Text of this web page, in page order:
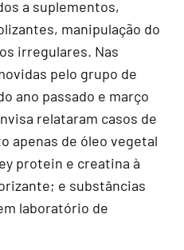
a suplementos,
manipulação do
irregulares. Nas
pelo grupo de
ano passado e março
relataram casos de
apenas de óleo vegetal
protein e creatina à
e substâncias
laboratório de